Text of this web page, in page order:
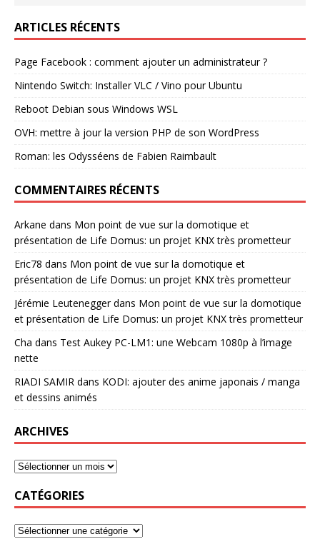
ARTICLES RÉCENTS
Page Facebook : comment ajouter un administrateur ?
Nintendo Switch: Installer VLC / Vino pour Ubuntu
Reboot Debian sous Windows WSL
OVH: mettre à jour la version PHP de son WordPress
Roman: les Odysséens de Fabien Raimbault
COMMENTAIRES RÉCENTS
Arkane dans Mon point de vue sur la domotique et
présentation de Life Domus: un projet KNX très prometteur
Eric78 dans Mon point de vue sur la domotique et
présentation de Life Domus: un projet KNX très prometteur
Jérémie Leuteneggerdans Mon point de vue sur la domotique
et présentation de Life Domus: un projet KNX très prometteur
Cha dans Test Aukey PC-LM1: une Webcam 1080p à l’image
nette
RIADI SAMIR dans KODI: ajouter des anime japonais / manga
et dessins animés
ARCHIVES
CATÉGORIES